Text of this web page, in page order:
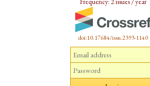
doi:10.17684/issn.2393-1140